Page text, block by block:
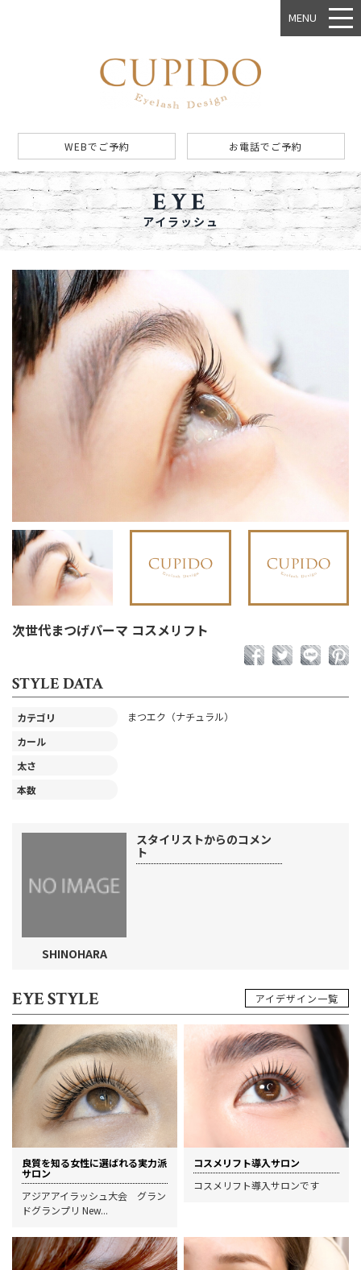
WEBでご予約 お電話でご予約
MENU
EYE
アイラッシュ
次世代まつげパーマ コスメリフト
STYLE DATA
カテゴリ
まつエク（ナチュラル）
カール
太さ
本数
SHINOHARA
スタイリストからのコメン
ト
EYE STYLE アイデザイン一覧
良質を知る女性に選ばれる実力派
サロン
アジアアイラッシュ大会 グラン
ドグランプリ New...
コスメリフト導入サロン
コスメリフト導入サロンです